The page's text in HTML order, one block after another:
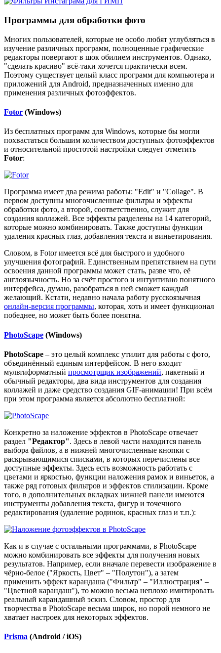
Программы для обработки фото
Многих пользователей, которые не особо любят углубляться в
изучение различных программ, полноценные графические
редакторы повергают в шок обилием инструментов. Однако,
"сделать красиво" всё-таки хочется практически всем.
Поэтому существует целый класс программ для компьютера и
приложений для Android, предназначенных именно для
применения различных фотоэффектов.
Fotor (Windows)
Из бесплатных программ для Windows, которые бы могли
похвастаться большим количеством доступных фотоэффектов
и относительной простотой настройки следует отметить
Fotor:
Программа имеет два режима работы: "Edit" и "Collage". В
первом доступны многочисленные фильтры и эффекты
обработки фото, а второй, соответственно, служит для
создания коллажей. Все эффекты разделены на 14 категорий,
которые можно комбинировать. Также доступны функции
удаления красных глаз, добавления текста и виньетирования.
Словом, в Fotor имеется всё для быстрого и удобного
улучшения фотографий. Единственным препятствием на пути
освоения данной программы может стать, разве что, её
англоязычность. Но за счёт простого и интуитивно понятного
интерфейса, думаю, разобраться в ней сможет каждый
желающий. Кстати, недавно начала работу русскоязычная
онлайн-версия программы, которая, хоть и имеет функционал
победнее, но может быть более понятна.
PhotoScape (Windows)
PhotoScape – это целый комплекс утилит для работы с фото,
объединённый единым интерфейсом. В него входит
мультиформатный просмотрщик изображений, пакетный и
обычный редакторы, два вида инструментов для создания
коллажей и даже средство создания GIF-анимации! При всём
при этом программа является абсолютно бесплатной:
Конкретно за наложение эффектов в PhotoScape отвечает
раздел "Редактор". Здесь в левой части находится панель
выбора файлов, а в нижней многочисленные кнопки с
раскрывающимися списками, в которых перечислены все
доступные эффекты. Здесь есть возможность работать с
цветами и яркостью, функции наложения рамок и виньеток, а
также ряд готовых фильтров и эффектов стилизации. Кроме
того, в дополнительных вкладках нижней панели имеются
инструменты добавления текста, фигур и точечного
редактирования (удаление родинок, красных глаз и т.п.):
Как и в случае с остальными программами, в PhotoScape
можно комбинировать все эффекты для получения новых
результатов. Например, если вначале перевести изображение в
чёрно-белое ("Яркость, Цвет" – "Полутон"), а затем
применить эффект карандаша ("Фильтр" – "Иллюстрация" –
"Цветной карандаш"), то можно весьма неплохо имитировать
реальный карандашный эскиз. Словом, простор для
творчества в PhotoScape весьма широк, но порой немного не
хватает настроек для некоторых эффектов.
Prisma (Android / iOS)